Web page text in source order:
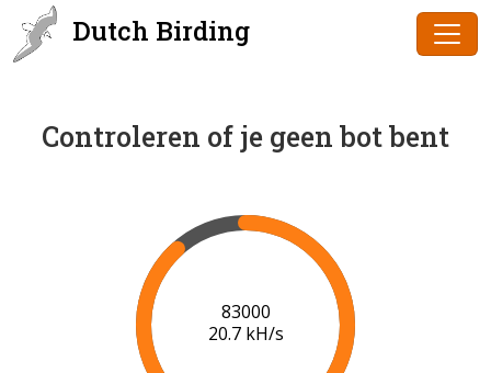
Dutch Birding
Controleren of je geen bot bent
85000
20.8 kH/s